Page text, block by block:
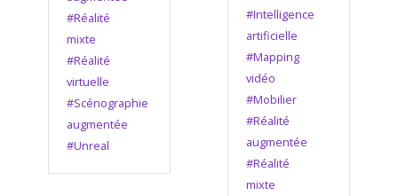
#Réalité
mixte
#Réalité
virtuelle
#Scénographie
augmentée
#Unreal
#Intelligence
artificielle
#Mapping
vidéo
#Mobilier
#Réalité
augmentée
#Réalité
mixte